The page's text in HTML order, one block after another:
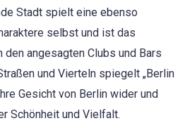
Stadt spielt eine ebenso
selbst und ist das
den angesagten Clubs und Bars
und Vierteln spiegelt „Berlin
Gesicht von Berlin wider und
Schönheit und Vielfalt.